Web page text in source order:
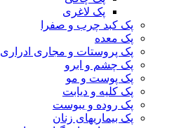
پک لاغری
پک کبد چرب و صفرا
پک معده
پک پروستات و مجاری ادراری
پک چشم و ابرو
پک پوست و مو
پک کلیه و دیابت
پک روده و یبوست
پک بیماریهای زنان